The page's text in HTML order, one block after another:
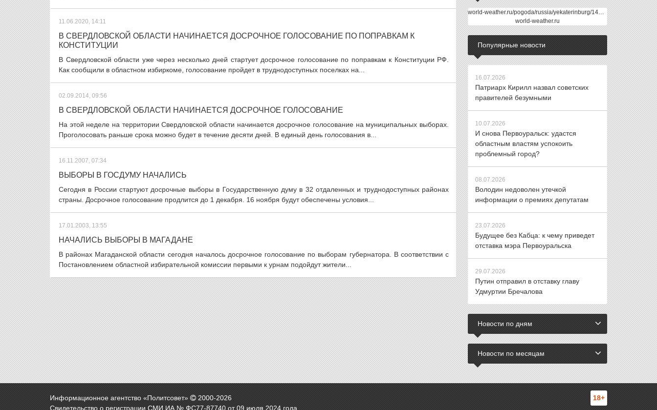
11.06.2020, 14:11
В СВЕРДЛОВСКОЙ ОБЛАСТИ НАЧИНАЕТСЯ ДОСРОЧНОЕ ГОЛОСОВАНИЕ ПО ПОПРАВКАМ К
КОНСТИТУЦИИ
В Свердловской области уже через несколько дней стартует досрочное голосование по поправкам к Конституции РФ.
Как сообщили в областном избиркоме, голосование пройдет в труднодоступных поселках на...
02.09.2014, 09:56
В СВЕРДЛОВСКОЙ ОБЛАСТИ НАЧИНАЕТСЯ ДОСРОЧНОЕ ГОЛОСОВАНИЕ
На этой неделе на территории Свердловской области начинается досрочное голосование на муниципальных выборах.
Проголосовать раньше срока можно будет в течение десяти дней. В единый день голосования в...
16.11.2007, 07:34
ВЫБОРЫ В ГОСДУМУ НАЧАЛИСЬ
Сегодня в России стартуют досрочные выборы в Государственную думу в 32 отдаленных и труднодоступных районах
страны. Досрочное голосование продлится до 1 декабря. 16 ноября будут обеспечены условия...
17.01.2003, 13:55
НАЧАЛИСЬ ВЫБОРЫ В МАГАДАНЕ
В районах Магаданской области сегодня началось досрочное голосование по выборам губернатора. В соответствии с
Постановлением областной избирательной комиссии первыми к урнам подойдут жители...
world-weather.ru/pogoda/russia/yekaterinburg/14days/
world-weather.ru
Популярные новости
16.07.2026
Патриарх Кирилл назвал советских
правителей безумными
10.07.2026
И снова Первоуральск: удастся
областным властям успокоить
проблемный город?
08.07.2026
Володин недоволен утечкой
информации о премиях депутатам
23.07.2026
Будущее без Кабца: к чему приведет
отставка мэра Первоуральска
29.07.2026
Путин отправил в отставку главу
Удмуртии Бречалова
Новости по дням
Новости по месяцам
Информационное агентство «Политсовет» 2000-2026
Свидетельство о регистрации СМИ ИА № ФС77-87740 от 09 июля 2024 года.
18+